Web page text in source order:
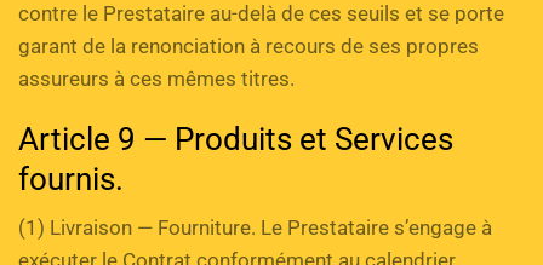
contre le Prestataire au-delà de ces seuils et se porte
garant de la renonciation à recours de ses propres
assureurs à ces mêmes titres.
Article 9 — Produits et Services
fournis.
(1) Livraison — Fourniture. Le Prestataire s’engage à